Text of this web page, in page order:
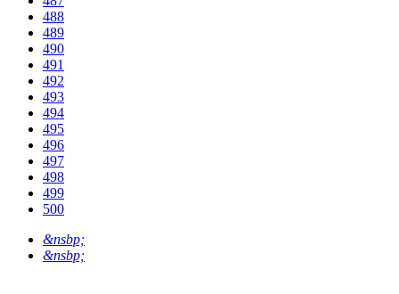
488
489
490
491
492
493
494
495
496
497
498
499
500
&nsbp;
&nsbp;